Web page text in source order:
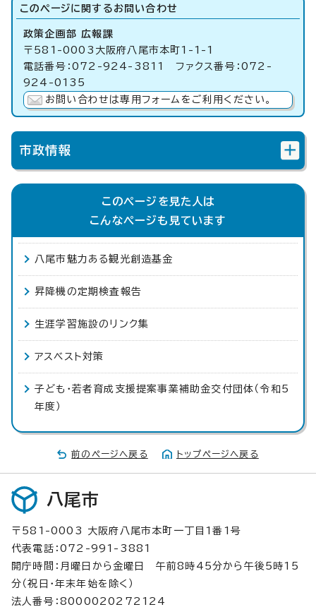
このページに関する お問い合わせ
政策企画部 広報課
〒581-0003大阪府八尾市本町1-1-1
電話番号：072-924-3811 ファクス番号：072-
924-0135
お問い合わせは専用フォームをご利用ください。
市政情報
このページを見た人は
こんなページも見ています
八尾市魅力ある観光創造基金
昇降機の定期検査報告
生涯学習施設のリンク集
アスベスト対策
子ども・若者育成支援提案事業補助金交付団体（令和5
年度）
前のページへ戻る トップページへ戻る
八尾市
〒581-0003 大阪府八尾市本町一丁目1番1号
代表電話：072-991-3881
開庁時間：月曜日から金曜日 午前8時45分から午後5時15
分（祝日・年末年始を除く）
法人番号：8000020272124